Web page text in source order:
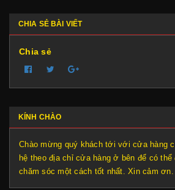
CHIA SẺ BÀI VIẾT
Chia sẻ
KÍNH CHÀO
Chào mừng quý khách tới với cửa hàng
hệ theo địa chỉ cửa hàng ở bên để có
chăm sóc một cách tốt nhất. Xin cảm ơn.